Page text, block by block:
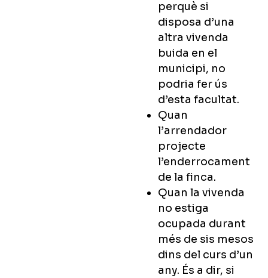
perquè si
disposa d’una
altra vivenda
buida en el
municipi, no
podria fer ús
d’esta facultat.
Quan
l’arrendador
projecte
l’enderrocament
de la finca.
Quan la vivenda
no estiga
ocupada durant
més de sis mesos
dins del curs d’un
any. És a dir, si